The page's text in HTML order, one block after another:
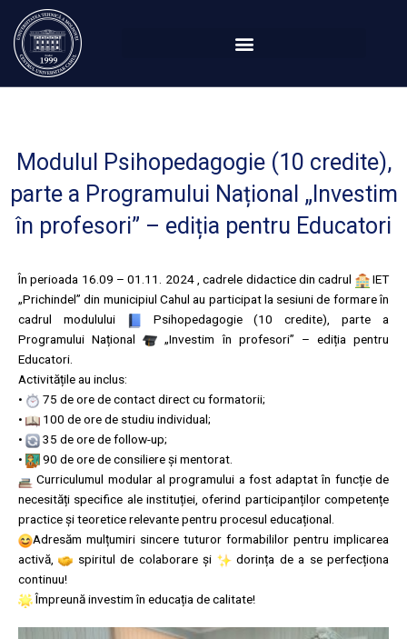
Перейти
содержимому
Modulul Psihopedagogie (10 credite),
parte a Programului Național „Investim
în profesori” – ediția pentru Educatori
În perioada 16.09 – 01.11. 2024 , cadrele didactice din cadrul
IET
„Prichindel” din municipiul Cahul au participat la sesiuni de formare în
cadrul modulului
Psihopedagogie (10 credite), parte a
Programului Național
„Investim în profesori” – ediția pentru
Educatori.
Activitățile au inclus:
•
75 de ore de contact direct cu formatorii;
•
100 de ore de studiu individual;
•
35 de ore de follow-up;
•
90 de ore de consiliere și mentorat.
Curriculumul modular al programului a fost adaptat în funcție de
necesități specifice ale instituției, oferind participanților competențe
practice și teoretice relevante pentru procesul educațional.
Adresăm mulțumiri sincere tuturor formabililor pentru implicarea
activă,
spiritul de colaborare și
dorința de a se perfecționa
continuu!
Împreună investim în educația de calitate!